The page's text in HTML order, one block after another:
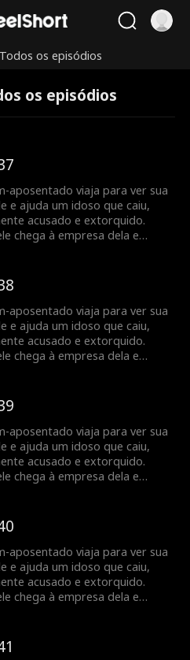
Todos os episódios
os episódios
aposentado viaja para ver sua
e ajuda um idoso que caiu,
acusado e extorquido.
chega à empresa dela e
para defendê-lo. A filha limpa o
dois compartilham uma
valorizando o vínculo
aposentado viaja para ver sua
e ajuda um idoso que caiu,
acusado e extorquido.
chega à empresa dela e
para defendê-lo. A filha limpa o
dois compartilham uma
valorizando o vínculo
aposentado viaja para ver sua
e ajuda um idoso que caiu,
acusado e extorquido.
chega à empresa dela e
para defendê-lo. A filha limpa o
dois compartilham uma
valorizando o vínculo
aposentado viaja para ver sua
e ajuda um idoso que caiu,
acusado e extorquido.
chega à empresa dela e
para defendê-lo. A filha limpa o
dois compartilham uma